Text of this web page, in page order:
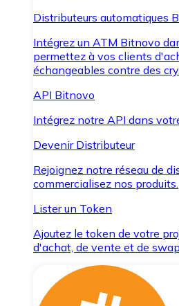
Distributeurs automatiques
Intégrez un ATM Bitnovo
permettez à vos clients
échangeables contre des
API Bitnovo
Intégrez notre API dans
Devenir Distributeur
Rejoignez notre réseau de
commercialisez nos produits.
Lister un Token
Ajoutez le token de votre
d'achat, de vente et de